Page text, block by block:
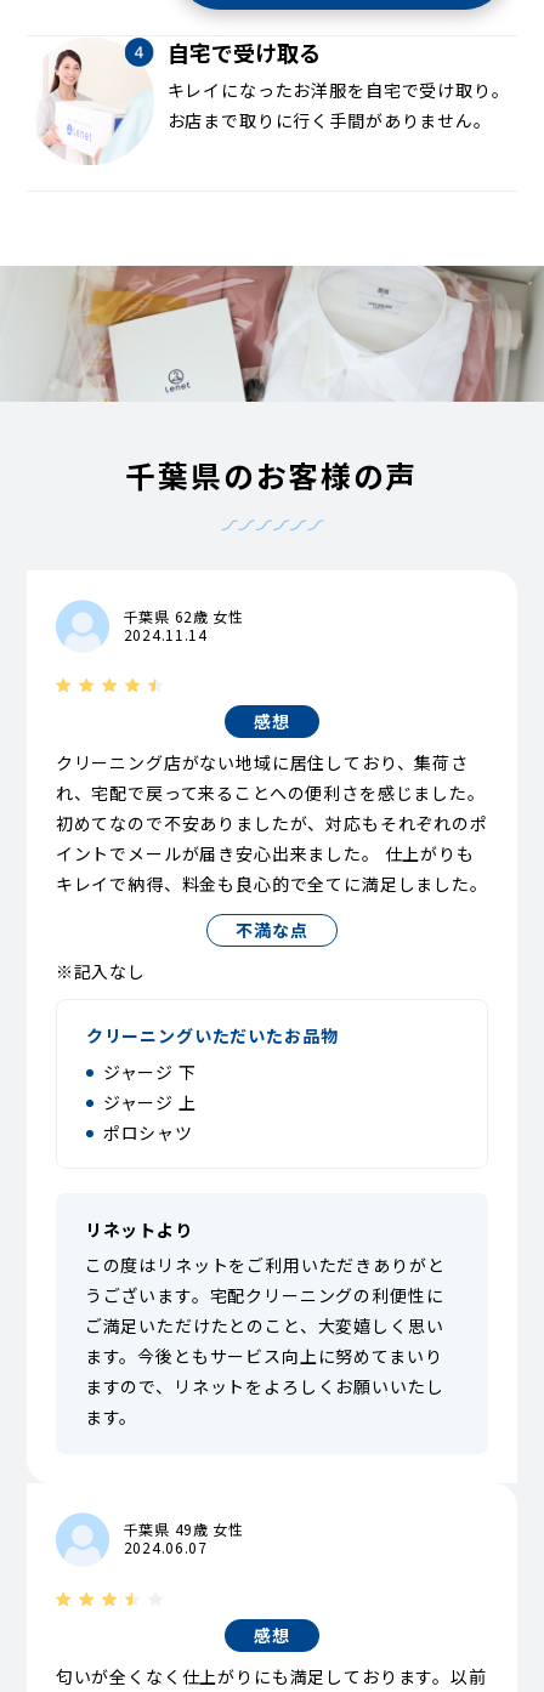
自宅で受け取る
キレイになったお洋服を自宅で受け取り。
お店まで取りに行く手間がありません。
千葉県のお客様の声
千葉県 62歳 女性
2024.11.14
感想
クリーニング店がない地域に居住しており、集荷さ
れ、宅配で戻って来ることへの便利さを感じました。
初めてなので不安ありましたが、対応もそれぞれのポ
イントでメールが届き安心出来ました。 仕上がりも
キレイで納得、料金も良心的で全てに満足しました。
不満な点
※記入なし
クリーニングいただいたお品物
ジャージ 下
ジャージ 上
ポロシャツ
リネットより
この度はリネットをご利用いただきありがと
うございます。宅配クリーニングの利便性に
ご満足いただけたとのこと、大変嬉しく思い
ます。今後ともサービス向上に努めてまいり
ますので、リネットをよろしくお願いいたし
ます。
千葉県 49歳 女性
2024.06.07
感想
匂いが全くなく仕上がりにも満足しております。以前